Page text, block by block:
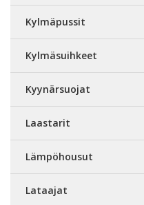
Kylmäpussit
Kylmäsuihkeet
Kyynärsuojat
Laastarit
Lämpöhousut
Lataajat